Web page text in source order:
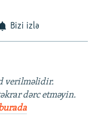
Bizi izlə
verilməlidir.
dərc etməyin.